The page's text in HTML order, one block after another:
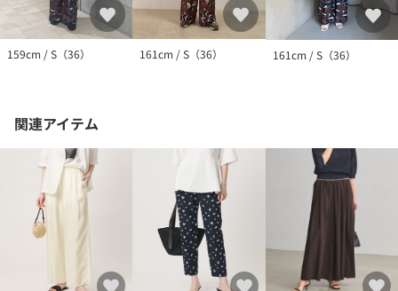
159cm / S（36） 161cm / S（36） 161cm / S（36）
関連アイテム